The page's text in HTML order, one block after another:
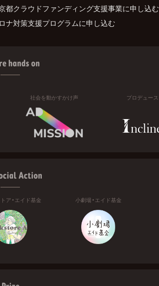
都クラウドファンディング支援事業に申し込む
ナ対策支援プログラムに申し込む
hands on
社会を動かすかけ声 プロデュース
Action
ア・エイド基金 小劇場・エイド基金